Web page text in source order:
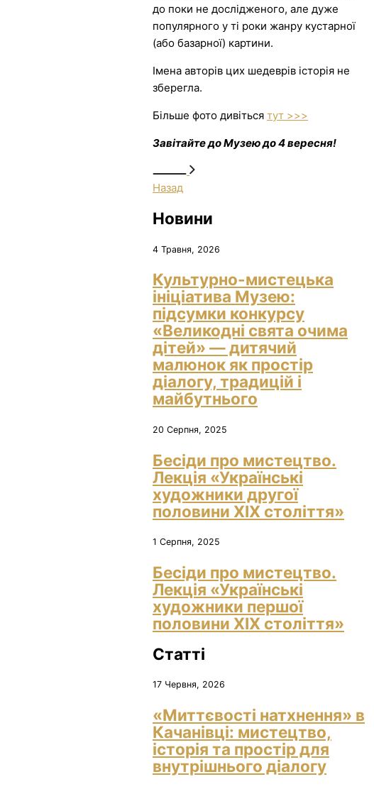
до поки не дослідженого, але дуже
популярного у ті роки жанру кустарної
(або базарної) картини.
Імена авторів цих шедеврів історія не
зберегла.
Більше фото дивіться тут >>>
Завітайте до Музею до 4 вересня!
Назад
Новини
4 Травня, 2026
Культурно-мистецька
ініціатива Музею:
підсумки конкурсу
«Великодні свята очима
дітей» — дитячий
малюнок як простір
діалогу, традицій і
майбутнього
20 Серпня, 2025
Бесіди про мистецтво.
Лекція «Українські
художники другої
половини ХІХ століття»
1 Серпня, 2025
Бесіди про мистецтво.
Лекція «Українські
художники першої
половини ХІХ століття»
Статті
17 Червня, 2026
«Миттєвості натхнення» в
Качанівці: мистецтво,
історія та простір для
внутрішнього діалогу